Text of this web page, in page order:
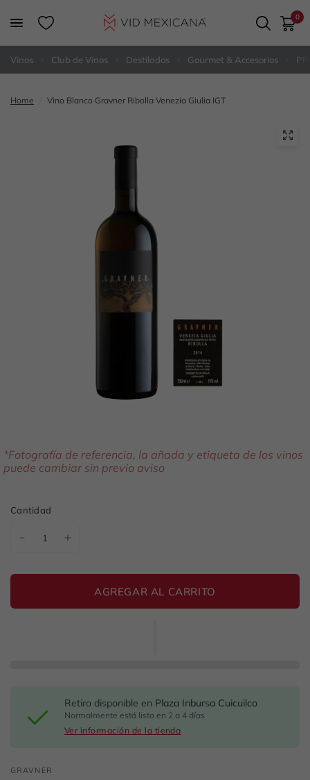
0
Vinos Club de Vinos Destilados Gourmet & Accesorios
Home Vino Blanco Gravner Ribolla Venezia Giulia IGT
*Fotografía de referencia, la añada y etiqueta de los vinos
puede cambiar sin previo aviso
Cantidad
AGREGAR AL CARRITO
Retiro disponible en Plaza Inbursa Cuicuilco
Normalmente está listo en 2 a 4 días
Ver información de la tienda
GRAVNER